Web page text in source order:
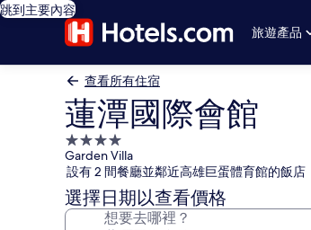
跳到主要內容
旅遊產品
查看所有住宿
蓮潭國際會館
4.0
星
級
住
宿
Garden Villa
設有 2 間餐廳並鄰近高雄巨蛋體育館的飯店
選擇日期以查看價格
想要去哪裡？